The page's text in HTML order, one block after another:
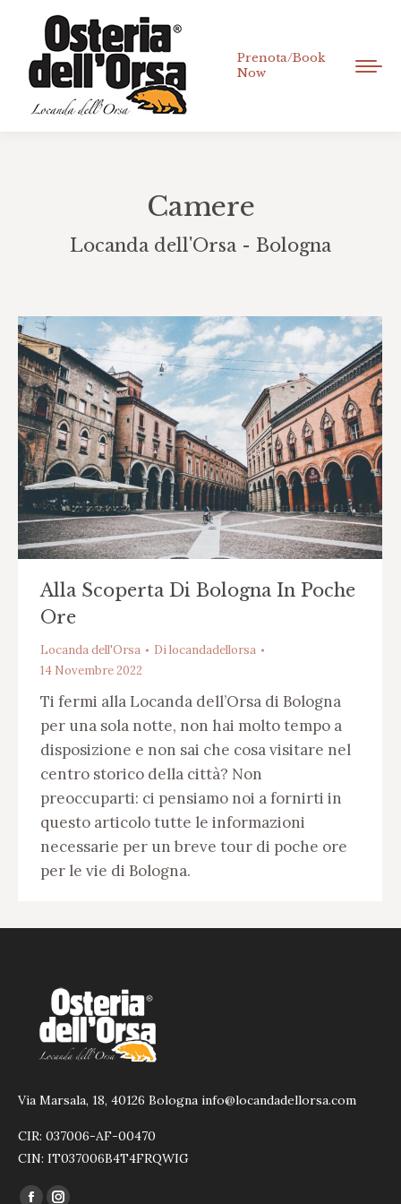
Prenota/Book
Now
Camere
Locanda dell'Orsa - Bologna
Alla Scoperta Di Bologna In Poche
Ore
Locanda dell'Orsa Dilocandadellorsa
14 Novembre 2022
Ti fermi alla Locanda dell’Orsa di Bologna
per una sola notte, non hai molto tempo a
disposizione e non sai che cosa visitare nel
centro storico della città? Non
preoccuparti: ci pensiamo noi a fornirti in
questo articolo tutte le informazioni
necessarie per un breve tour di poche ore
per le vie di Bologna.
Via Marsala, 18, 40126 Bologna info@locandadellorsa.com
CIR: 037006-AF-00470
CIN: IT037006B4T4FRQWIG
Ci puoi trovare su: